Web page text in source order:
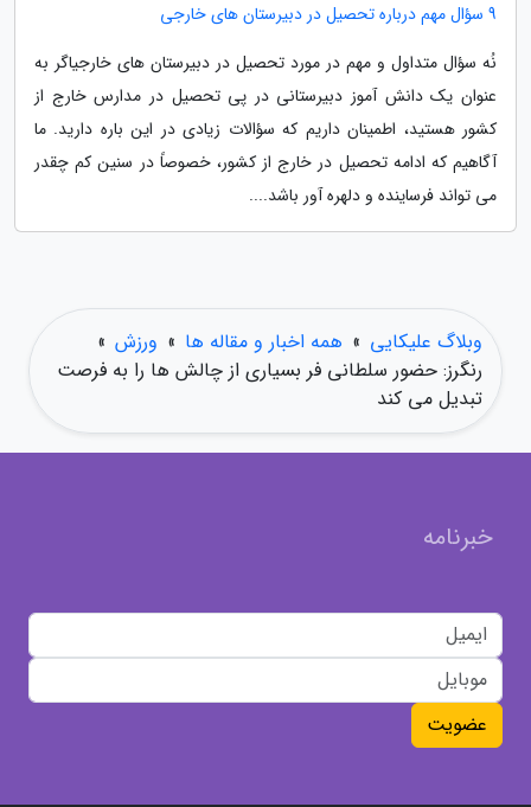
9 سؤال مهم درباره تحصیل در دبیرستان های خارجی
نُه سؤال متداول و مهم در مورد تحصیل در دبیرستان های خارجیاگر به
عنوان یک دانش آموز دبیرستانی در پی تحصیل در مدارس خارج از
کشور هستید، اطمینان داریم که سؤالات زیادی در این باره دارید. ما
آگاهیم که ادامه تحصیل در خارج از کشور، خصوصاً در سنین کم چقدر
می تواند فرساینده و دلهره آور باشد....
وبلاگ علیکایی » همه اخبار و مقاله ها » ورزش »
رنگرز: حضور سلطانی فر بسیاری از چالش ها را به فرصت
تبدیل می کند
خبرنامه
عضویت